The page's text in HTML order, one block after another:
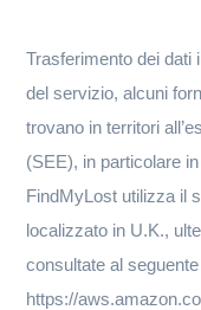
Trasferimento dei dati
del servizio, alcuni
trovano in territori
(SEE), in particolare
FindMyLost utilizza il
localizzato in U.K.,
consultate al
https://